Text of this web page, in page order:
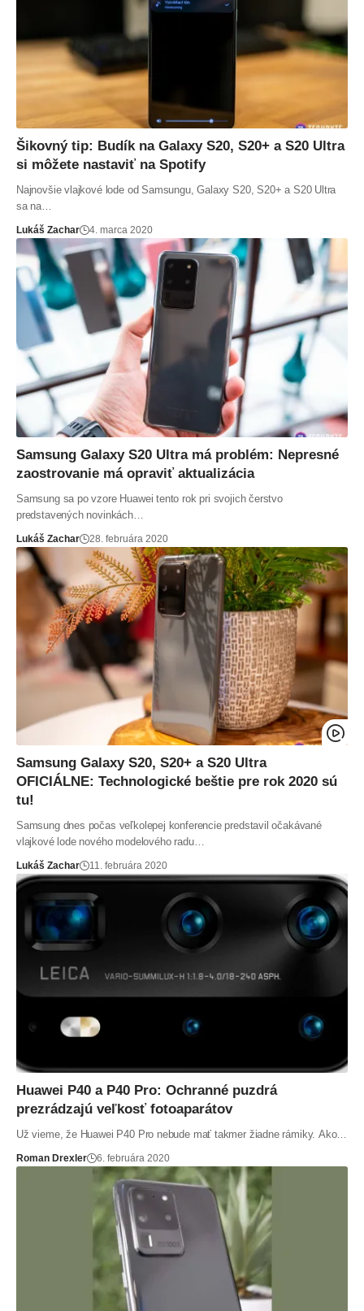
Šikovný tip: Budík na Galaxy S20, S20+ a S20 Ultra
si môžete nastaviť na Spotify
Najnovšie vlajkové lode od Samsungu, Galaxy S20, S20+ a S20 Ultra
sa na…
Lukáš Zachar 4. marca 2020
Samsung Galaxy S20 Ultra má problém: Nepresné
zaostrovanie má opraviť aktualizácia
Samsung sa po vzore Huawei tento rok pri svojich čerstvo
predstavených novinkách…
Lukáš Zachar 28. februára 2020
Samsung Galaxy S20, S20+ a S20 Ultra
OFICIÁLNE: Technologické beštie pre rok 2020 sú
tu!
Samsung dnes počas veľkolepej konferencie predstavil očakávané
vlajkové lode nového modelového radu…
Lukáš Zachar 11. februára 2020
Huawei P40 a P40 Pro: Ochranné puzdrá
prezrádzajú veľkosť fotoaparátov
Už vieme, že Huawei P40 Pro nebude mať takmer žiadne rámiky. Ako…
Roman Drexler 6. februára 2020